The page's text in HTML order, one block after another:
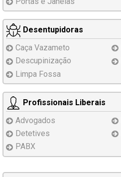
Desentupidoras
Caça Vazameto
Descupinização
Limpa Fossa
Profissionais Liberais
Advogados
Detetives
PABX